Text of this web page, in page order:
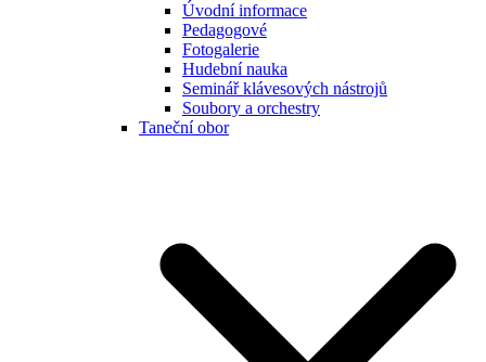
Úvodní informace
Pedagogové
Fotogalerie
Hudební nauka
Seminář klávesových nástrojů
Soubory a orchestry
Taneční obor